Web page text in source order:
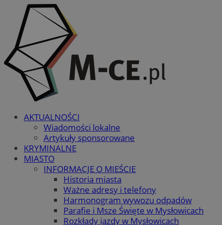
AKTUALNOŚCI
Wiadomości lokalne
Artykuły sponsorowane
KRYMINALNE
MIASTO
INFORMACJE O MIEŚCIE
Historia miasta
Ważne adresy i telefony
Harmonogram wywozu odpadów
Parafie i Msze Święte w Mysłowicach
Rozkłady jazdy w Mysłowicach